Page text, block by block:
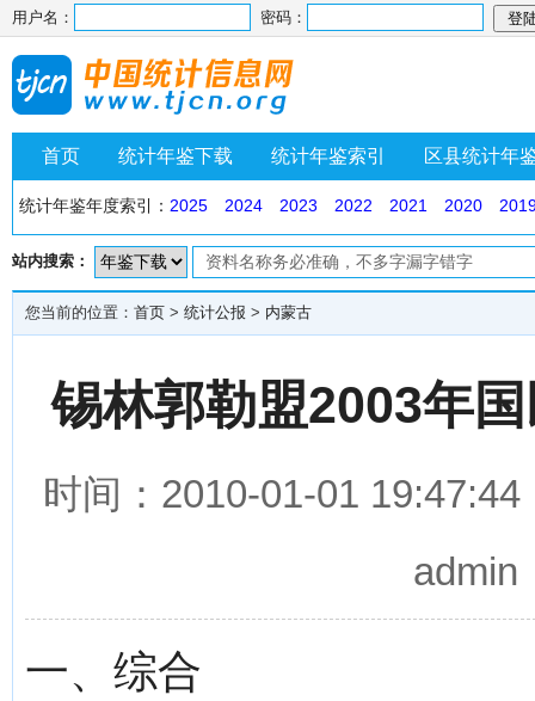
用户名： 密码：
首页 统计年鉴下载 统计年鉴索引 区县统计年
统计年鉴年度索引： 2025 2024 2023 2022 2021 2020
站内搜索：
您当前的位置： 首页 > 统计公报 > 内蒙古
锡林郭勒盟2003年
时间：2010-01-01
一、综合